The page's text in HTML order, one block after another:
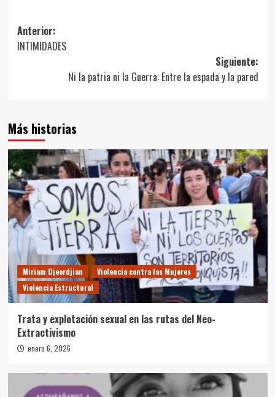
Navegación
de
entradas
Anterior:
INTIMIDADES
Siguiente:
Ni la patria ni la Guerra: Entre la espada y la pared
Más historias
Miriam Djeordjian
Violencia contra las Mujeres
Violencia Estructural
Trata y explotación sexual en las rutas del Neo-
Extractivismo
enero 6, 2026